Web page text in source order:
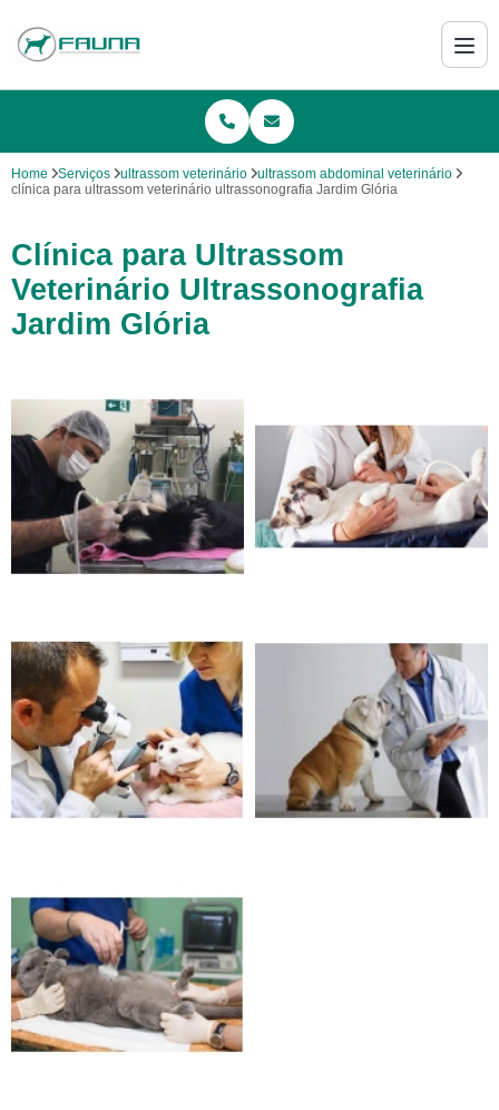
Home Serviços ultrassom veterinário
ultrassom abdominal veterinário
clínica para ultrassom veterinário ultrassonografia Jardim Glória
Clínica para Ultrassom
Veterinário Ultrassonografia
Jardim Glória